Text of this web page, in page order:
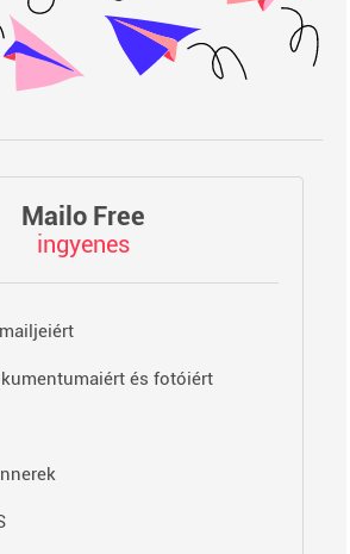
Mailo Free
ingyenes
és fotóiért